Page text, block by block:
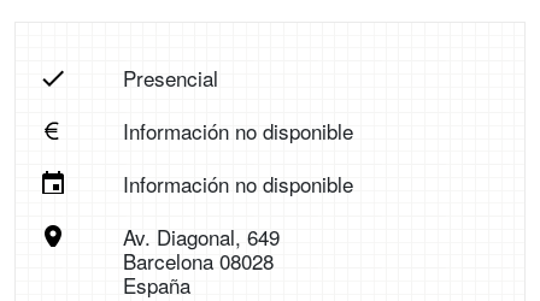
Presencial
Información no disponible
Información no disponible
Av. Diagonal, 649
Barcelona 08028
España